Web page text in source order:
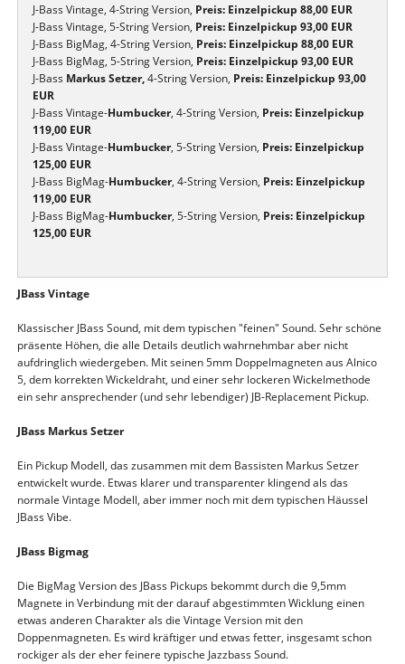
J-Bass Vintage, 4-String Version, Preis: Einzelpickup 88,00 EUR
J-Bass Vintage, 5-String Version, Preis: Einzelpickup 93,00 EUR
J-Bass BigMag, 4-String Version, Preis: Einzelpickup 88,00 EUR
J-Bass BigMag, 5-String Version, Preis: Einzelpickup 93,00 EUR
J-Bass Markus Setzer,4-String Version, Preis: Einzelpickup 93,00
EUR
J-Bass Vintage-Humbucker, 4-String Version, Preis: Einzelpickup
119,00 EUR
J-Bass Vintage-Humbucker, 5-String Version, Preis: Einzelpickup
125,00 EUR
J-Bass BigMag-Humbucker, 4-String Version, Preis: Einzelpickup
119,00 EUR
J-Bass BigMag-Humbucker, 5-String Version, Preis: Einzelpickup
125,00 EUR
JBass Vintage
Klassischer JBass Sound, mit dem typischen "feinen" Sound. Sehr schöne
präsente Höhen, die alle Details deutlich wahrnehmbar aber nicht
aufdringlich wiedergeben. Mit seinen 5mm Doppelmagneten aus Alnico
5, dem korrekten Wickeldraht, und einer sehr lockeren Wickelmethode
ein sehr ansprechender (und sehr lebendiger) JB-Replacement Pickup.
JBass Markus Setzer
Ein Pickup Modell, das zusammen mit dem Bassisten Markus Setzer
entwickelt wurde. Etwas klarer und transparenter klingend als das
normale Vintage Modell, aber immer noch mit dem typischen Häussel
JBass Vibe.
JBass Bigmag
Die BigMag Version des JBass Pickups bekommt durch die 9,5mm
Magnete in Verbindung mit der darauf abgestimmten Wicklung einen
etwas anderen Charakter als die Vintage Version mit den
Doppenmagneten. Es wird kräftiger und etwas fetter, insgesamt schon
rockiger als der eher feinere typische Jazzbass Sound.